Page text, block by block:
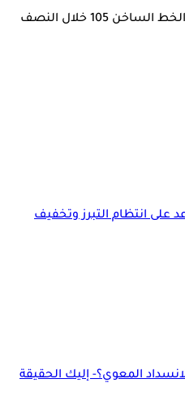
الصحة: ارتفاع الإقبال على الخط الساخن 105 خلال النصف
على انتظام التبرز وتخفيف
المعوي؟- إليك الحقيقة